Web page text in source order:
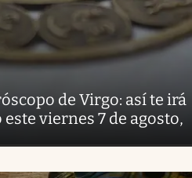
de Virgo: así te irá
viernes 7 de agosto,